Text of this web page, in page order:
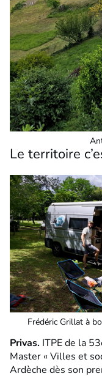
Le territoire
Frédéric Grillat à
Privas. ITPE de la
Master « Villes et
Ardèche dès son